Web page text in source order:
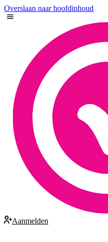
Overslaan naar hoofdinhoud
Aanmelden